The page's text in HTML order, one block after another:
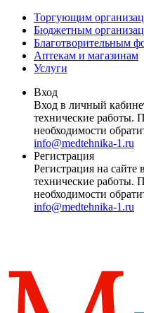
Торгующим
Бюджетным
Благотворительным
Аптекам и магазинам
Услуги
Вход
Вход в личный
технические работы.
необходимости
info@medtehnika-1.ru
Регистрация
Регистрация на сайте
технические работы.
необходимости
info@medtehnika-1.ru